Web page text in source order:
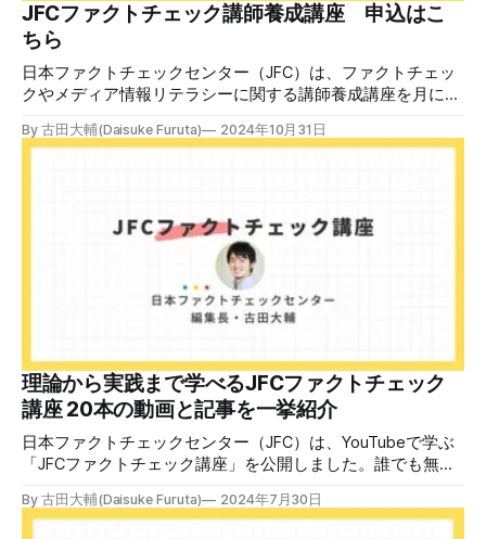
JFCファクトチェック講師養成講座 申込はこ
ちら
日本ファクトチェックセンター（JFC）は、ファクトチェッ
クやメディア情報リテラシーに関する講師養成講座を月に1
認定バッジと教室や職場などで利用可能な教材を提供しま
ファクトチェックセンター（JFC）による講師養成講座で
す。 講師養成講座（オンラインで90分）を受講いただいた
後、修了課題を提出された方には、教室や職場などで利用可
能な教材の提... powered by Peatix : More than a
す。 受講生には教材を提供 デマや不確かな情報が蔓延する
中で、自衛策が求められています。「気をつけて」というだ
けでは、対策になりません。最初から騙されたい人はいませ
ん。誰だって気をつけているのに、誤った情
By 古田大輔(Daisuke Furuta) 2024年10月31日
理論から実践まで学べるJFCファクトチェック
講座 20本の動画と記事を一挙紹介
日本ファクトチェックセンター（JFC）は、YouTubeで学ぶ
「JFCファクトチェック講座」を公開しました。誰でも無料
ファクトチェックやメディアリテラシーの知識を学ぶことが
By 古田大輔(Daisuke Furuta) 2024年7月30日